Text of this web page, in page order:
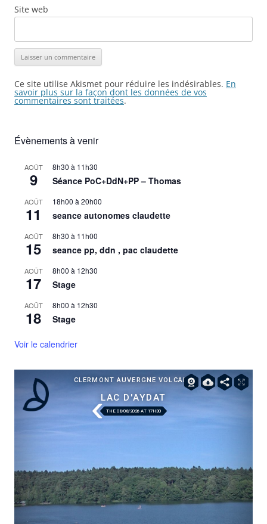
Site web
Ce site utilise Akismet pour réduire les indésirables. En
savoir plus sur la façon dont les données de vos
commentaires sont traitées.
Évènements à venir
AOÛT
9
8h30 à 11h30
Séance PoC+DdN+PP – Thomas
AOÛT
11
18h00 à20h00
seance autonomes claudette
AOÛT
15
8h30 à 11h00
seance pp, ddn , pac claudette
AOÛT
17
8h00 à 12h30
Stage
AOÛT
18
8h00 à 12h30
Stage
Voir le calendrier